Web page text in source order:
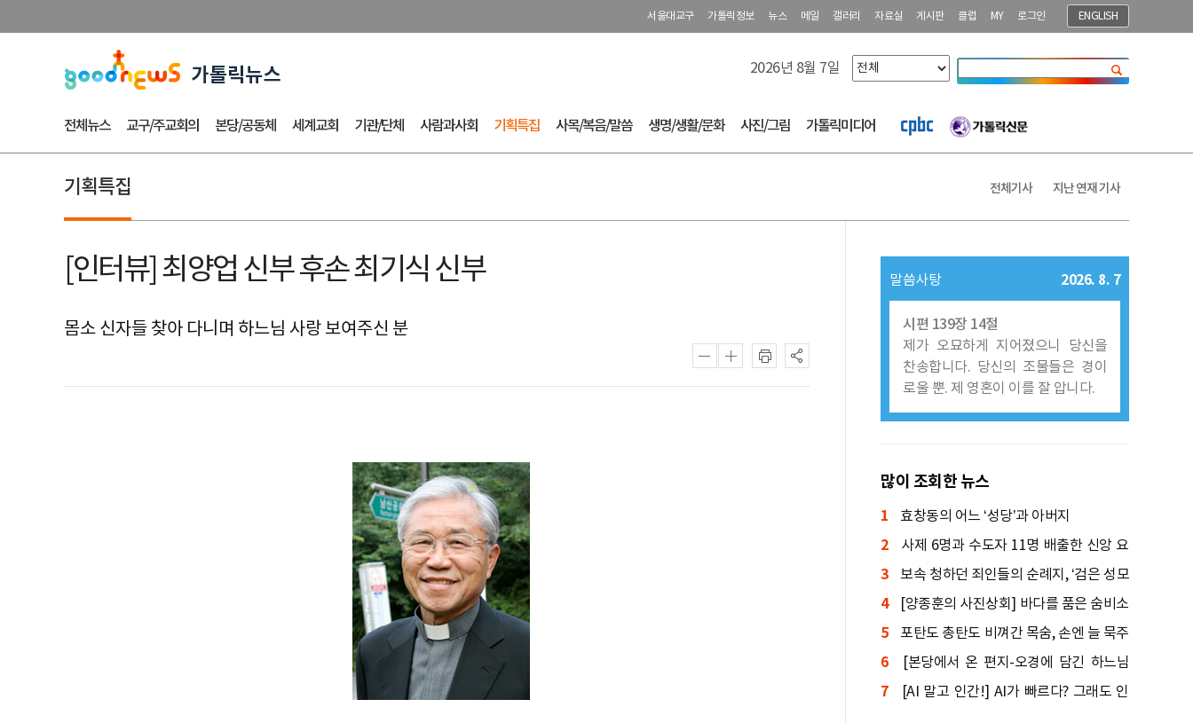
서울대교구 가톨릭정보 뉴스 메일 갤러리 자료실 게시판 클럽 MY 로그인 ENGLISH
2026년 8월 7일
전체뉴스 교구/주교회의 본당/공동체 세계교회 기관/단체 사람과사회 기획특집 사목/복음/말씀 생명/생활/문화 사진/그림 가톨릭미디어
기획특집 전체기사 지난 연재 기사
[인터뷰] 최양업 신부 후손 최기식 신부
몸소 신자들 찾아 다니며 하느님 사랑 보여주신 분
말씀사탕 2026. 8. 7
시편 139장 14절
제가 오묘하게 지어졌으니 당신을
찬송합니다. 당신의 조물들은 경이
로울 뿐. 제 영혼이 이를 잘 압니다.
많이 조회한 뉴스
1 효창동의 어느 ‘성당’과 아버지
2
사제 6명과 수도자 11명 배출한 신앙 요
람
3
보속 청하던 죄인들의 순례지, ‘검은 성모
상’ 기적 간직한 성지
4
[양종훈의 사진상회] 바다를 품은 숨비소
리
5
포탄도 총탄도 비껴간 목숨, 손엔 늘 묵주
를 쥐고 있었다
6
[본당에서 온 편지-오경에 담긴 하느님
말씀] 창세기④: 인간의 죄와 죽음, 원복음
7
[AI 말고 인간!] AI가 빠르다? 그래도 인